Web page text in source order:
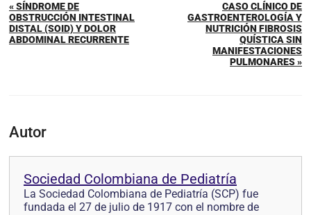
« SÍNDROME DE
OBSTRUCCIÓN INTESTINAL
DISTAL (SOID) Y DOLOR
ABDOMINAL RECURRENTE
CASO CLÍNICO DE
GASTROENTEROLOGÍA Y
NUTRICIÓN FIBROSIS
QUÍSTICA SIN
MANIFESTACIONES
PULMONARES »
Autor
Sociedad Colombiana de Pediatría
La Sociedad Colombiana de Pediatría (SCP) fue
fundada el 27 de julio de 1917 con el nombre de